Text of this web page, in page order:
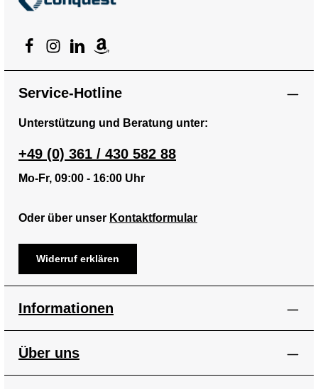
Service-Hotline
Unterstützung und Beratung unter:
+49 (0) 361 / 430 582 88
Mo-Fr, 09:00 - 16:00 Uhr
Oder über unser Kontaktformular
Widerruf erklären
Informationen
Über uns